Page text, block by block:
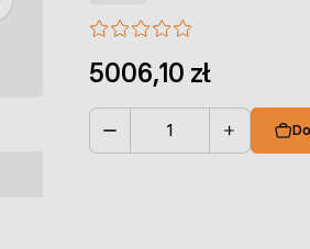
5006,10 zł